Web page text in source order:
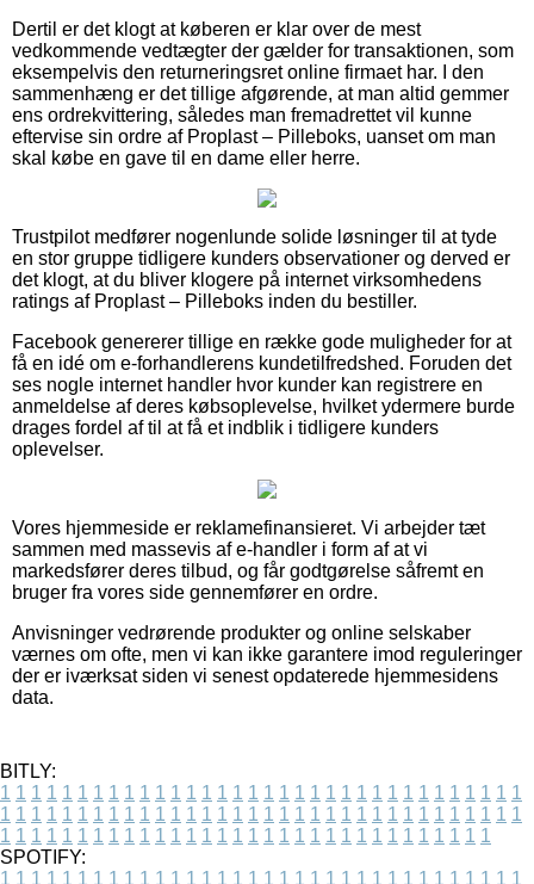
Dertil er det klogt at køberen er klar over de mest
vedkommende vedtægter der gælder for transaktionen, som
eksempelvis den returneringsret online firmaet har. I den
sammenhæng er det tillige afgørende, at man altid gemmer
ens ordrekvittering, således man fremadrettet vil kunne
eftervise sin ordre af Proplast – Pilleboks, uanset om man
skal købe en gave til en dame eller herre.
Trustpilot medfører nogenlunde solide løsninger til at tyde
en stor gruppe tidligere kunders observationer og derved er
det klogt, at du bliver klogere på internet virksomhedens
ratings af Proplast – Pilleboks inden du bestiller.
Facebook genererer tillige en række gode muligheder for at
få en idé om e-forhandlerens kundetilfredshed. Foruden det
ses nogle internet handler hvor kunder kan registrere en
anmeldelse af deres købsoplevelse, hvilket ydermere burde
drages fordel af til at få et indblik i tidligere kunders
oplevelser.
Vores hjemmeside er reklamefinansieret. Vi arbejder tæt
sammen med massevis af e-handler i form af at vi
markedsfører deres tilbud, og får godtgørelse såfremt en
bruger fra vores side gennemfører en ordre.
Anvisninger vedrørende produkter og online selskaber
værnes om ofte, men vi kan ikke garantere imod reguleringer
der er iværksat siden vi senest opdaterede hjemmesidens
data.
BITLY:
1 1 1 1 1 1 1 1 1 1 1 1 1 1 1 1 1 1 1 1 1 1 1 1 1 1 1 1 1 1 1 1 1 1
1 1 1 1 1 1 1 1 1 1 1 1 1 1 1 1 1 1 1 1 1 1 1 1 1 1 1 1 1 1 1 1 1 1
1 1 1 1 1 1 1 1 1 1 1 1 1 1 1 1 1 1 1 1 1 1 1 1 1 1 1 1 1 1 1 1
SPOTIFY:
1 1 1 1 1 1 1 1 1 1 1 1 1 1 1 1 1 1 1 1 1 1 1 1 1 1 1 1 1 1 1 1 1 1